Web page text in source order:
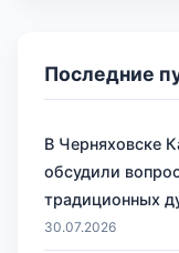
Последние
В Черняховске
обсудили
традиционных
30.07.2026